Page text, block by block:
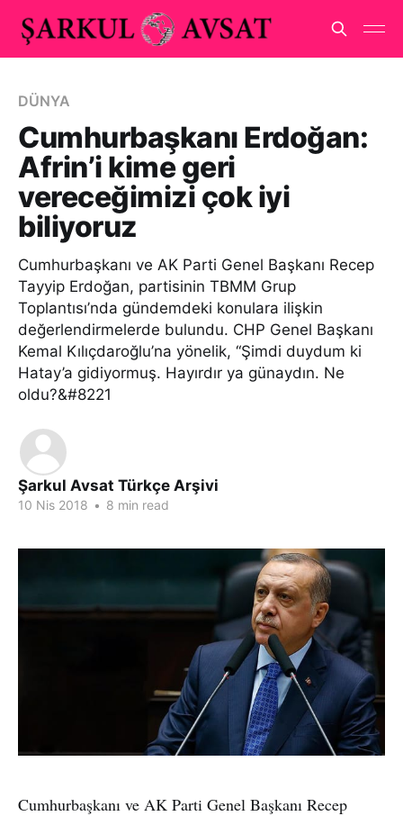
DÜNYA
Cumhurbaşkanı Erdoğan:
Afrin’i kime geri
vereceğimizi çok iyi
biliyoruz
Cumhurbaşkanı ve AK Parti Genel Başkanı Recep
Tayyip Erdoğan, partisinin TBMM Grup
Toplantısı’nda gündemdeki konulara ilişkin
değerlendirmelerde bulundu. CHP Genel Başkanı
Kemal Kılıçdaroğlu’na yönelik, “Şimdi duydum ki
Hatay’a gidiyormuş. Hayırdır ya günaydın. Ne
oldu?&#8221
Şarkul Avsat Türkçe Arşivi
10 Nis 2018 • 8 min read
Cumhurbaşkanı ve AK Parti Genel Başkanı Recep